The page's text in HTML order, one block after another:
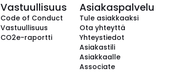
Vastuullisuus
Code of Conduct
Vastuullisuus
CO2e-raportti
Asiakaspalvelu
Tule asiakkaaksi
Ota yhteyttä
Yhteystiedot
Asiakastili
Asiakkaalle
Associate